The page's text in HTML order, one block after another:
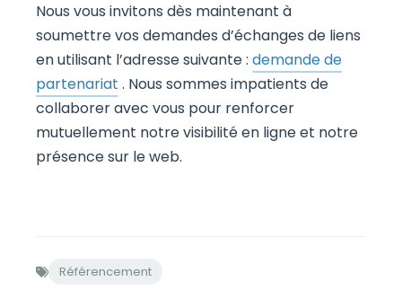
Nous vous invitons dès maintenant à
soumettre vos demandes d’échanges de liens
en utilisant l’adresse suivante : demande de
partenariat . Nous sommes impatients de
collaborer avec vous pour renforcer
mutuellement notre visibilité en ligne et notre
présence sur le web.
Référencement